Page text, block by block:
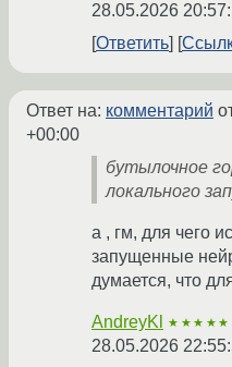
28.05.2026
Ответить
Ответ на: комментарий
+00:00
бутылочное
локального
а , гм, для чего
запущенные
думается, что
AndreyKl ★★★★★
28.05.2026